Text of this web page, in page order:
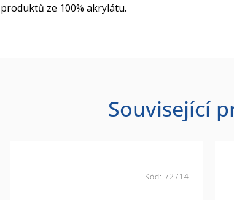
produktů ze 100% akrylátu.
Související
Kód: 72714